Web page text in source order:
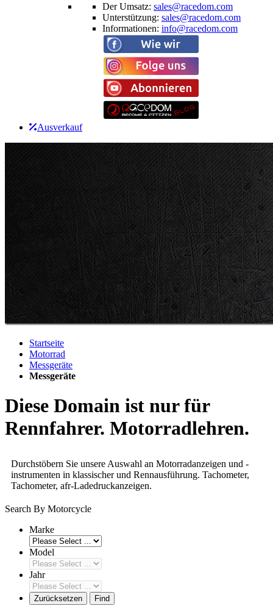
Der Umsatz: sales@racedom.com
Unterstützung: sales@racedom.com
Informationen: info@racedom.com
Ausverkauf
Startseite
Motorrad
Messgeräte
Messgeräte
Diese Domain ist nur für
Rennfahrer. Motorradlehren.
Durchstöbern Sie unsere Auswahl an Motorradanzeigen und -
instrumenten in klassischer und Rennausführung. Tachometer,
Tachometer, afr-Ladedruckanzeigen.
Search By Motorcycle
Marke
Model
Jahr
Zurücksetzen Find